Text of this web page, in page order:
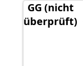
GG (nicht
überprüft)